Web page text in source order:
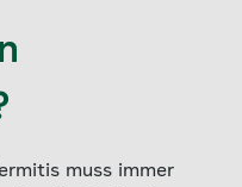
muss immer